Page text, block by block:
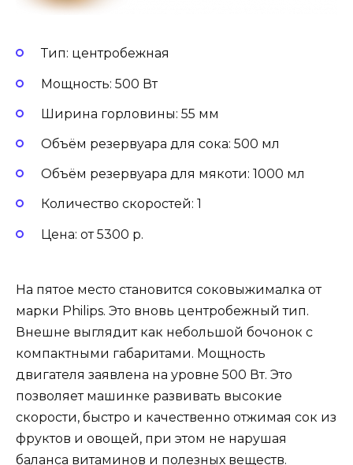
Тип: центробежная
Мощность: 500 Вт
Ширина горловины: 55 мм
Объём резервуара для сока: 500 мл
Объём резервуара для мякоти: 1000 мл
Количество скоростей: 1
Цена: от 5300 р.
На пятое место становится соковыжималка от
марки Philips. Это вновь центробежный тип.
Внешне выглядит как небольшой бочонок с
компактными габаритами. Мощность
двигателя заявлена на уровне 500 Вт. Это
позволяет машинке развивать высокие
скорости, быстро и качественно отжимая сок из
фруктов и овощей, при этом не нарушая
баланса витаминов и полезных веществ.